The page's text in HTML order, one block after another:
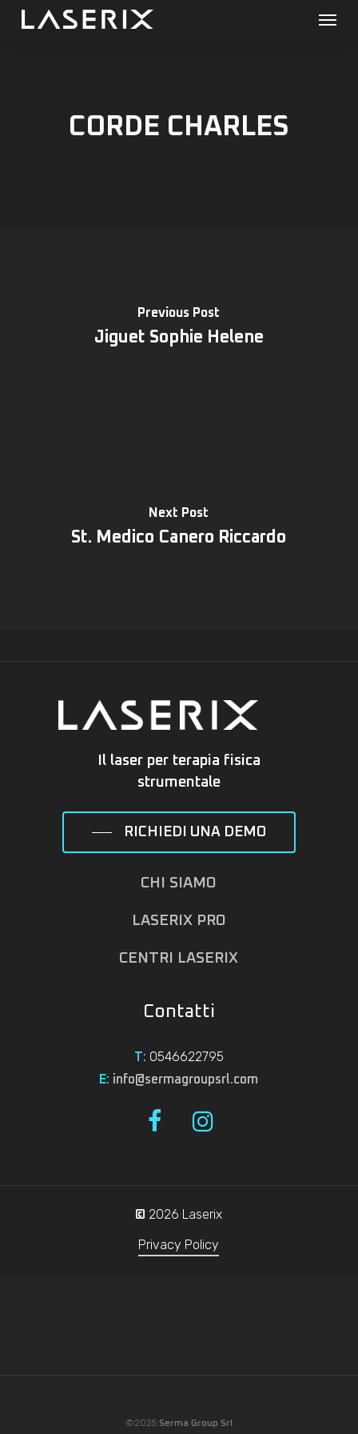
Skip
Menu
CORDE CHARLES
Previous Post
Jiguet Sophie Helene
Next Post
St. Medico Canero Riccardo
Il laser per terapia fisica
strumentale
RICHIEDI UNA DEMO
CHI SIAMO
LASERIX PRO
CENTRI LASERIX
Contatti
T: 0546622795
E: info@sermagroupsrl.com
© 2026 Laserix
Privacy Policy
©2025 Serma Group Srl